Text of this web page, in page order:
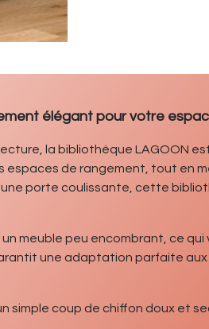
élégant pour votre
la bibliothèque LAGOON
espaces de rangement, tout en
porte coulissante, cette
meuble peu encombrant, ce
une adaptation parfaite
coup de chiffon doux et